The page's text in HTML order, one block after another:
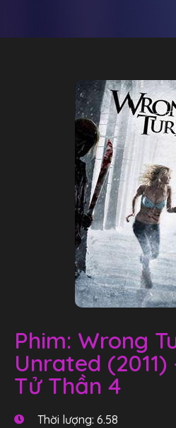
Phim: Wrong
Unrated
Tử Thần 4
Thời lượng: 6.58